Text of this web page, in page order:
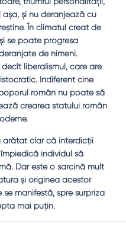
şi nu deranjează cu
În climatul creat de
se poate progresa
de nimeni.
liberalismul, care are
Indiferent cine
român nu poate să
crearea statului român
arătat clar că interdicţii
individul să
Dar este o sarcină mult
şi originea acestor
manifestă, spre surpriza
mai puţin.